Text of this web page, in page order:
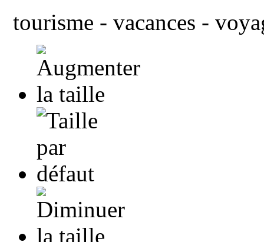
tourisme - vacances -